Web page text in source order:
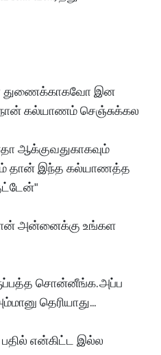
துணைக்காகவோ இன
கல்யாணம் செஞ்சுக்கல
ஆக்குவதுகாகவும்
தான் இந்த கல்யாணத்த
அன்னைக்கு உங்கள
சொன்னீங்க. அப்ப
தெரியாது...
என்கிட்ட இல்ல